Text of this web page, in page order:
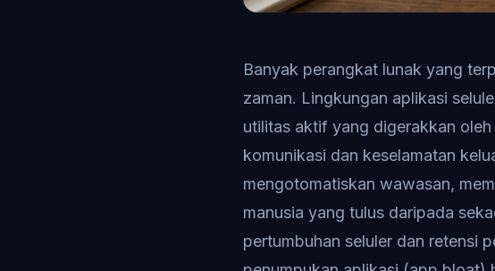
Banyak perangkat lunak yang
zaman. Lingkungan aplikasi
utilitas aktif yang digerakkan
komunikasi dan keselamatan
mengotomatiskan wawasan,
manusia yang tulus daripada
pertumbuhan seluler dan retensi